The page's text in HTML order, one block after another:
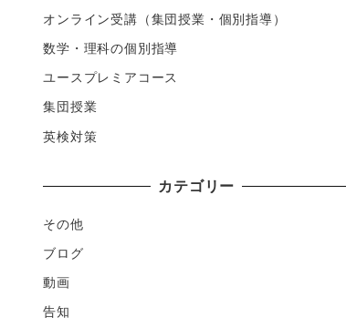
オンライン受講（集団授業・個別指導）
数学・理科の個別指導
ユースプレミアコース
集団授業
英検対策
カテゴリー
その他
ブログ
動画
告知